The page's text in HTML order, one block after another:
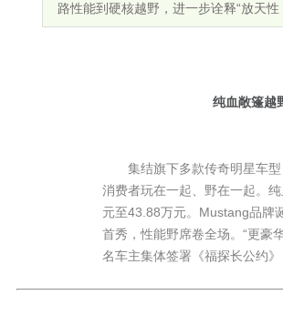
路性能到硬核越野，进一步诠释“放天
纯血敞篷越
集结旗下多款传奇明星车
消费者玩在一起、野在一起。
元至43.88万元。Mustang品牌
首秀，性能野席卷全场。“更豪
名车主集体签署《福探长公约》